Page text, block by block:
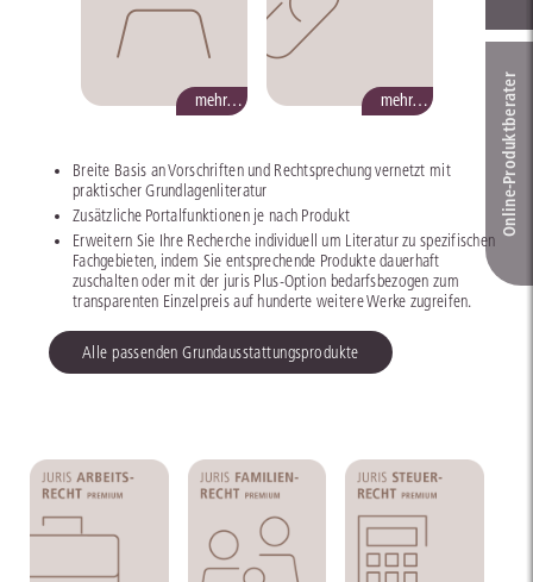
mehr… mehr…
Breite Basis an Vorschriften und Rechtsprechung vernetzt mit
praktischer Grundlagenliteratur
Zusätzliche Portalfunktionen je nach Produkt
Erweitern Sie Ihre Recherche individuell um Literatur zu spezifischen
Fachgebieten, indem Sie entsprechende Produkte dauerhaft
zuschalten oder mit der juris Plus-Option bedarfsbezogen zum
transparenten Einzelpreis auf hunderte weitere Werke zugreifen.
Alle passenden Grundausstattungsprodukte
Online-Produkt­berater